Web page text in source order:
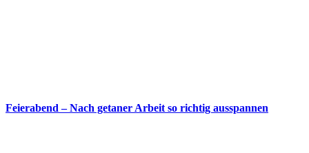
Feierabend – Nach getaner Arbeit so richtig ausspannen